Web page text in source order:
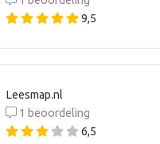
9,5
Leesmap.nl
1 beoordeling
6,5